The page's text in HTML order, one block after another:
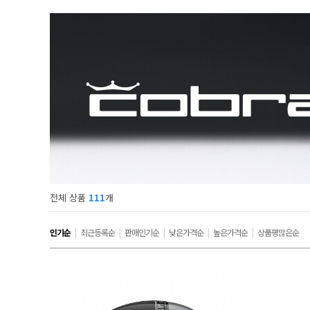
전체 상품 111개
인기순 | 최근등록순| 판매인기순| 낮은가격순| 높은가격순| 상품평많은순